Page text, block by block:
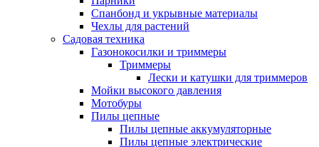
Спанбонд и укрывные материалы
Чехлы для растений
Садовая техника
Газонокосилки и триммеры
Триммеры
Лески и катушки для триммеров
Мойки высокого давления
Мотобуры
Пилы цепные
Пилы цепные аккумуляторные
Пилы цепные электрические